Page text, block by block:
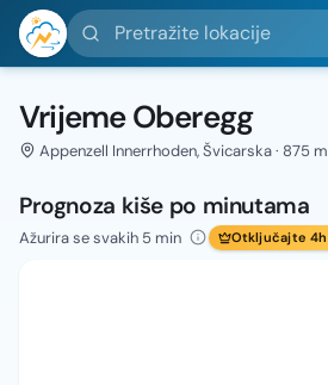
Pretražite lokacije
Vrijeme Oberegg
Appenzell Innerrhoden, Švicarska · 875 m
Prognoza kiše po minutama
Ažurira se svakih 5 min Otključajte 4h